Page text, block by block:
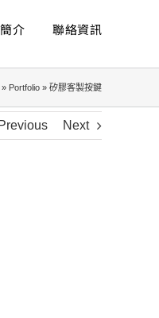
介 聯絡資訊
» Portfolio » 矽膠客製按鍵
Previous Next